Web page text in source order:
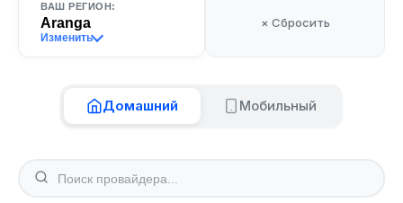
ВАШ РЕГИОН:
Aranga
Изменить
× Сбросить
Домашний Мобильный